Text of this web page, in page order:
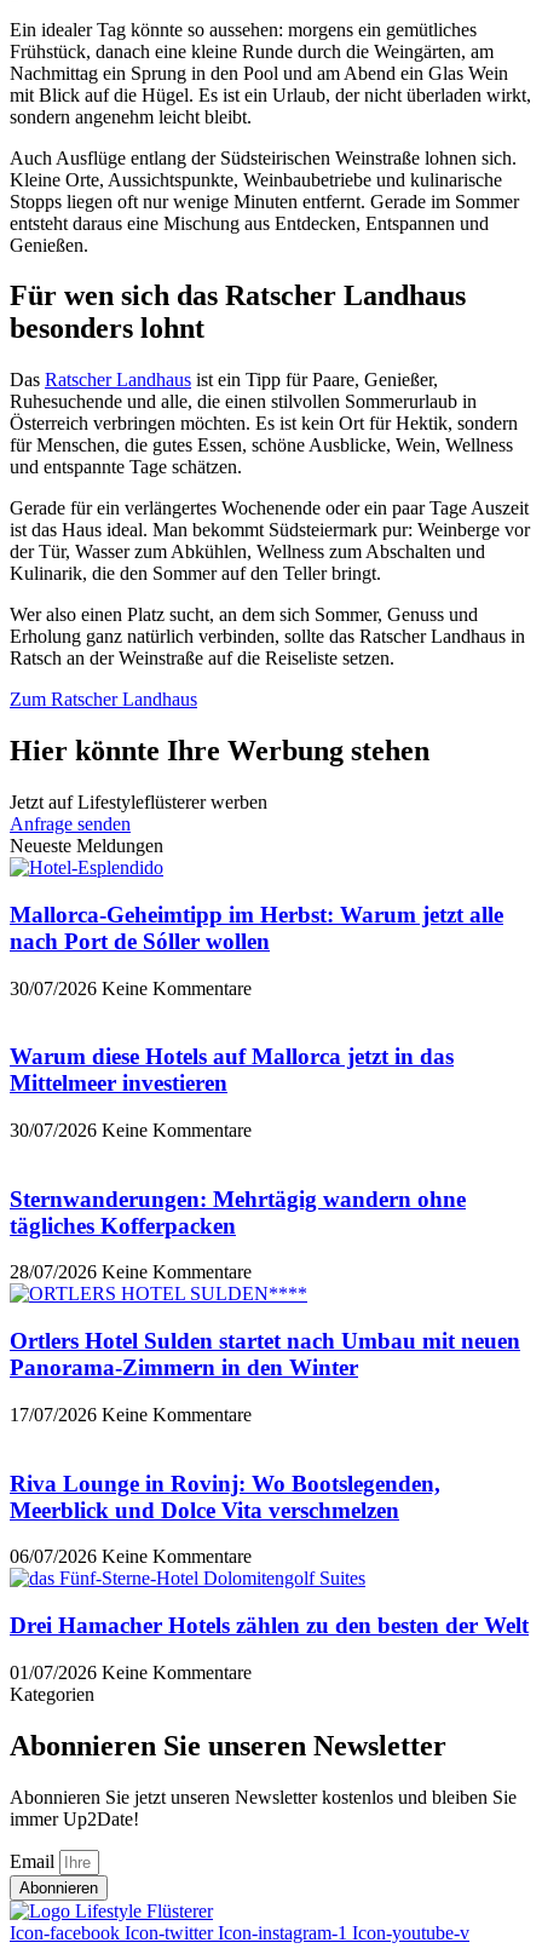
Ein idealer Tag könnte so aussehen: morgens ein gemütliches
Frühstück, danach eine kleine Runde durch die Weingärten, am
Nachmittag ein Sprung in den Pool und am Abend ein Glas Wein
mit Blick auf die Hügel. Es ist ein Urlaub, der nicht überladen wirkt,
sondern angenehm leicht bleibt.
Auch Ausflüge entlang der Südsteirischen Weinstraße lohnen sich.
Kleine Orte, Aussichtspunkte, Weinbaubetriebe und kulinarische
Stopps liegen oft nur wenige Minuten entfernt. Gerade im Sommer
entsteht daraus eine Mischung aus Entdecken, Entspannen und
Genießen.
Für wen sich das Ratscher Landhaus
besonders lohnt
Das Ratscher Landhaus ist ein Tipp für Paare, Genießer,
Ruhesuchende und alle, die einen stilvollen Sommerurlaub in
Österreich verbringen möchten. Es ist kein Ort für Hektik, sondern
für Menschen, die gutes Essen, schöne Ausblicke, Wein, Wellness
und entspannte Tage schätzen.
Gerade für ein verlängertes Wochenende oder ein paar Tage Auszeit
ist das Haus ideal. Man bekommt Südsteiermark pur: Weinberge vor
der Tür, Wasser zum Abkühlen, Wellness zum Abschalten und
Kulinarik, die den Sommer auf den Teller bringt.
Wer also einen Platz sucht, an dem sich Sommer, Genuss und
Erholung ganz natürlich verbinden, sollte das Ratscher Landhaus in
Ratsch an der Weinstraße auf die Reiseliste setzen.
Zum Ratscher Landhaus
Hier könnte Ihre Werbung stehen
Jetzt auf Lifestyleflüsterer werben
Anfrage senden
Neueste Meldungen
Mallorca-Geheimtipp im Herbst: Warum jetzt alle
nach Port de Sóller wollen
30/07/2026 Keine Kommentare
Warum diese Hotels auf Mallorca jetzt in das
Mittelmeer investieren
30/07/2026 Keine Kommentare
Sternwanderungen: Mehrtägig wandern ohne
tägliches Kofferpacken
28/07/2026 Keine Kommentare
Ortlers Hotel Sulden startet nach Umbau mit neuen
Panorama-Zimmern in den Winter
17/07/2026 Keine Kommentare
Riva Lounge in Rovinj: Wo Bootslegenden,
Meerblick und Dolce Vita verschmelzen
06/07/2026 Keine Kommentare
Drei Hamacher Hotels zählen zu den besten der Welt
01/07/2026 Keine Kommentare
Kategorien
Abonnieren Sie unseren Newsletter
Abonnieren Sie jetzt unseren Newsletter kostenlos und bleiben Sie
immer Up2Date!
Email
Abonnieren
Icon-facebook Icon-twitter Icon-instagram-1 Icon-youtube-v